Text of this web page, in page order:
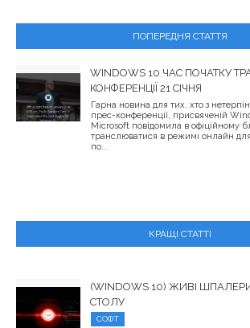
ПОПЕРЕДНЯ СТАТТЯ
WINDOWS 10 ЧАС ПОЧАТКУ
КОНФЕРЕНЦІЇ 21 СІЧНЯ
Гарна новина для тих, хто з
прес-конференції, присвяченій
Microsoft повідомила в офіційному
транслюватися в режимі онлайн для
по...
КРАЩІ СТАТТІ
(WINDOWS 10) ЖИВІ
СТОЛУ
СОФТ